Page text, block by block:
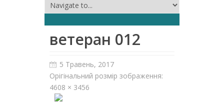
ветеран 012
5 Травень, 2017
Орігінальний розмір зображення:
4608 × 3456